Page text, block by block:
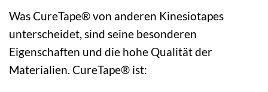
Was CureTape® von anderen Kinesiotapes
unterscheidet, sind seine besonderen
Eigenschaften und die hohe Qualität der
Materialien. CureTape® ist: